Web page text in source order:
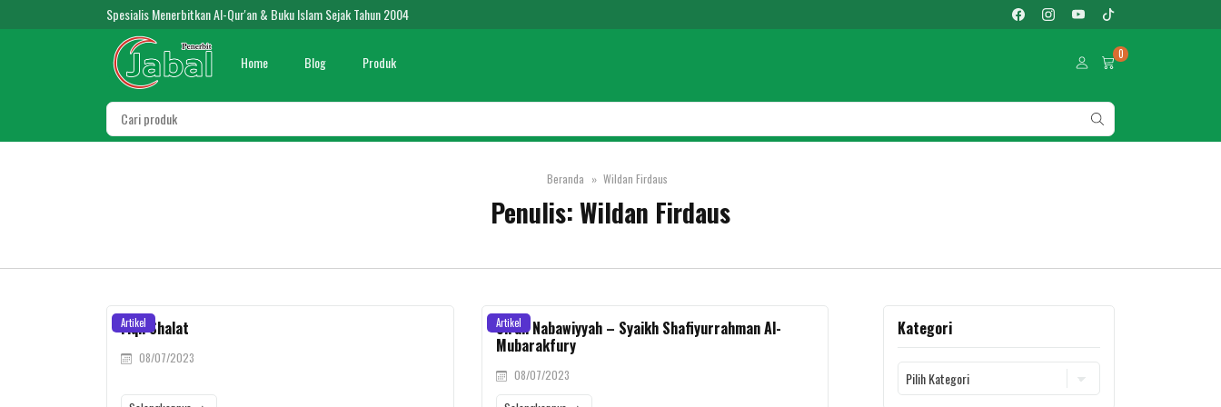
Spesialis Menerbitkan Al-Qur'an & Buku Islam Sejak Tahun 2004
Home Blog Produk 0
Beranda Wildan Firdaus
Penulis:Wildan Firdaus
Artikel
Fiqh Shalat
08/07/2023
Artikel
Sirah Nabawiyyah – Syaikh Shafiyurrahman Al-
Mubarakfury
08/07/2023
Kategori
Kategori